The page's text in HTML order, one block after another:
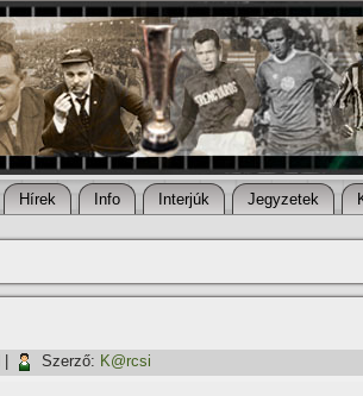
Hí­rek Info Interjúk Jegyzetek
Szerző: K@rcsi